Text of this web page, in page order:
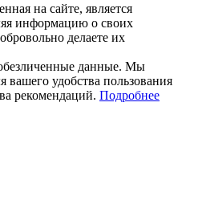
на сайте, является
информацию о своих
делаете их
данные. Мы
вашего удобства пользования
рекомендаций. Подробнее